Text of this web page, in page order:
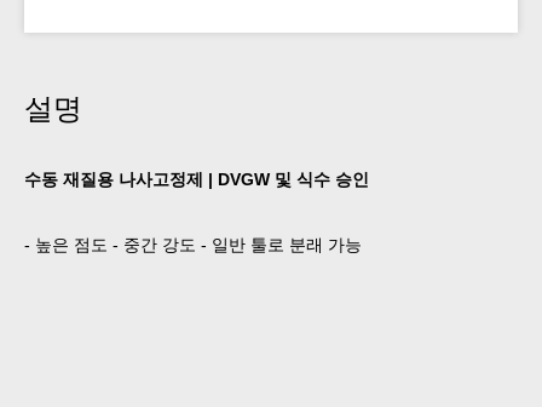
설명
수동 재질용 나사고정제 | DVGW 및 식수 승인
- 높은 점도 - 중간 강도 - 일반 툴로 분래 가능